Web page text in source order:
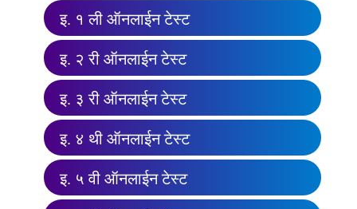
इ. १ ली ऑनलाईन टेस्ट
इ. २ री ऑनलाईन टेस्ट
इ. ३ री ऑनलाईन टेस्ट
इ. ४ थी ऑनलाईन टेस्ट
इ. ५ वी ऑनलाईन टेस्ट